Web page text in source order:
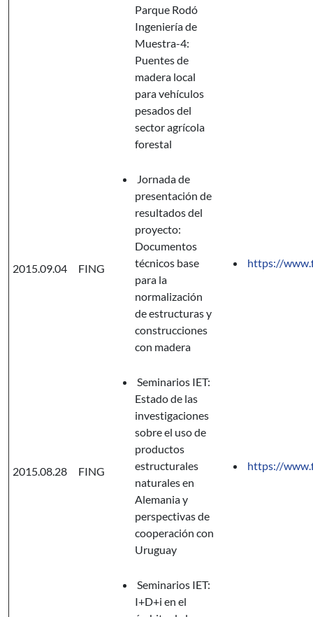
Parque Rodó
Ingeniería de
Muestra-4:
Puentes de
madera local
para vehículos
pesados del
sector agrícola
forestal
2015.09.04 FING
Jornada de
presentación de
resultados del
proyecto:
Documentos
técnicos base
para la
normalización
de estructuras y
construcciones
con madera
https://
2015.08.28 FING
Seminarios IET:
Estado de las
investigaciones
sobre el uso de
productos
estructurales
naturales en
Alemania y
perspectivas de
cooperación con
Uruguay
https://
Seminarios IET:
I+D+i en el